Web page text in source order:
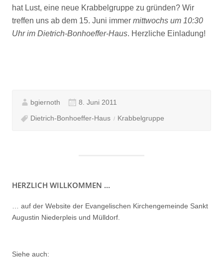
hat Lust, eine neue Krabbelgruppe zu gründen? Wir
treffen uns ab dem 15. Juni immer mittwochs um 10:30
Uhr im Dietrich-Bonhoeffer-Haus. Herzliche Einladung!
bgiernoth 8. Juni 2011
Dietrich-Bonhoeffer-Haus Krabbelgruppe
HERZLICH WILLKOMMEN …
… auf der Website der Evangelischen Kirchengemeinde Sankt
Augustin Niederpleis und Mülldorf.
Siehe auch: